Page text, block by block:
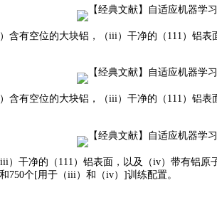
含有空位的大块铝，（iii）干净的（111）铝表
含有空位的大块铝，（iii）干净的（111）铝表
）干净的（111）铝表面，以及（iv）带有铝
750个[用于（iii）和（iv）]训练配置。